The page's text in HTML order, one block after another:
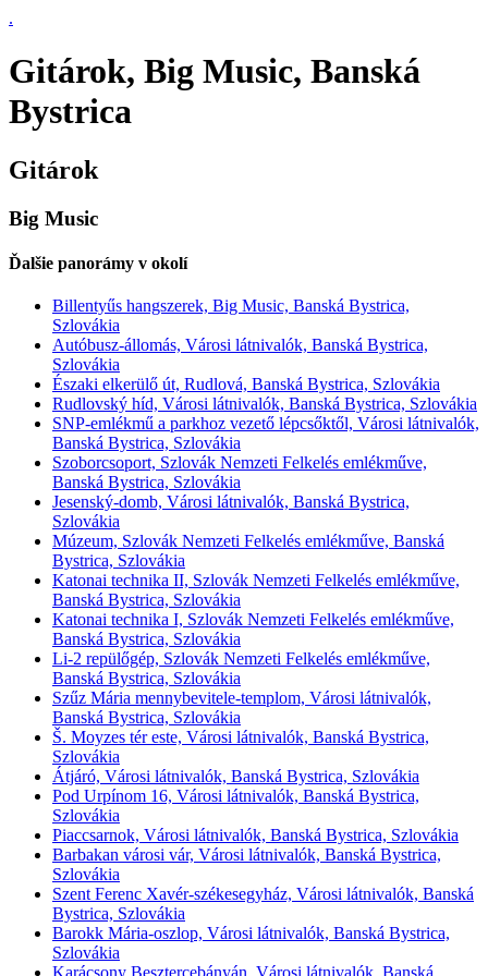
.
Gitárok, Big Music, Banská
Bystrica
Gitárok
Big Music
Ďalšie panorámy v okolí
Billentyűs hangszerek, Big Music, Banská Bystrica,
Szlovákia
Autóbusz-állomás, Városi látnivalók, Banská Bystrica,
Szlovákia
Északi elkerülő út, Rudlová, Banská Bystrica, Szlovákia
Rudlovský híd, Városi látnivalók, Banská Bystrica, Szlovákia
SNP-emlékmű a parkhoz vezető lépcsőktől, Városi látnivalók,
Banská Bystrica, Szlovákia
Szoborcsoport, Szlovák Nemzeti Felkelés emlékműve,
Banská Bystrica, Szlovákia
Jesenský-domb, Városi látnivalók, Banská Bystrica,
Szlovákia
Múzeum, Szlovák Nemzeti Felkelés emlékműve, Banská
Bystrica, Szlovákia
Katonai technika II, Szlovák Nemzeti Felkelés emlékműve,
Banská Bystrica, Szlovákia
Katonai technika I, Szlovák Nemzeti Felkelés emlékműve,
Banská Bystrica, Szlovákia
Li-2 repülőgép, Szlovák Nemzeti Felkelés emlékműve,
Banská Bystrica, Szlovákia
Szűz Mária mennybevitele-templom, Városi látnivalók,
Banská Bystrica, Szlovákia
Š. Moyzes tér este, Városi látnivalók, Banská Bystrica,
Szlovákia
Átjáró, Városi látnivalók, Banská Bystrica, Szlovákia
Pod Urpínom 16, Városi látnivalók, Banská Bystrica,
Szlovákia
Piaccsarnok, Városi látnivalók, Banská Bystrica, Szlovákia
Barbakan városi vár, Városi látnivalók, Banská Bystrica,
Szlovákia
Szent Ferenc Xavér-székesegyház, Városi látnivalók, Banská
Bystrica, Szlovákia
Barokk Mária-oszlop, Városi látnivalók, Banská Bystrica,
Szlovákia